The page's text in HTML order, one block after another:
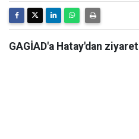
GAGİAD'a Hatay'dan ziyaret